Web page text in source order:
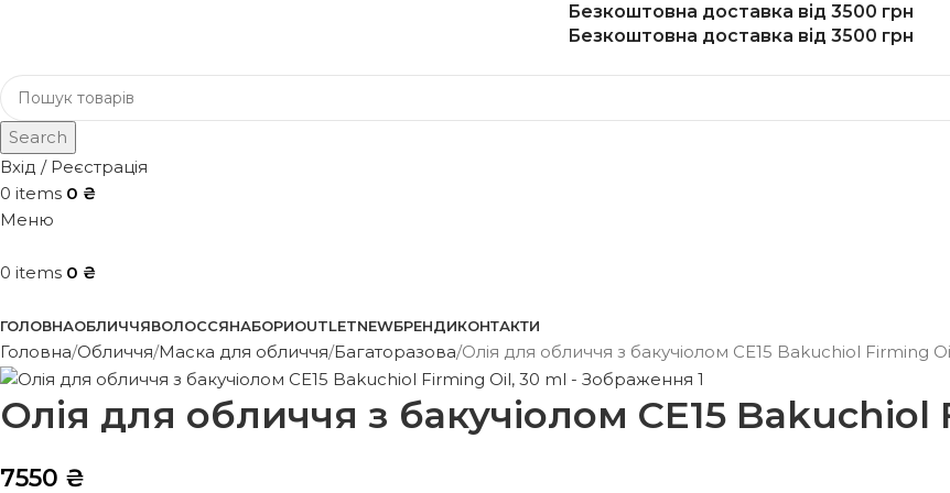
Безкоштовна доставка від 3500 грн
Безкоштовна доставка від 3500 грн
Search
Вхід / Реєстрація
0 items 0 ₴
Меню
0 items 0 ₴
ГОЛОВНАОБЛИЧЧЯВОЛОССЯНАБОРИOUTLETNEWБРЕНДИКОНТАКТИ
Головна Обличчя Маска для обличчя Багаторазова Олія для обличчя з бакучіолом CE15 Bakuchiol Firming
Олія для обличчя з бакучіолом CE15
7550 ₴